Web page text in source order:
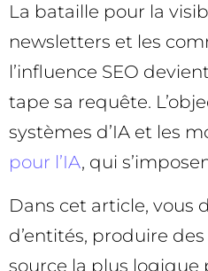
La bataille pour la
newsletters et les
l’influence SEO
tape sa requête.
systèmes d’IA et les
pour l’IA, qui
Dans cet article, vous
d’entités, produire
source la plus